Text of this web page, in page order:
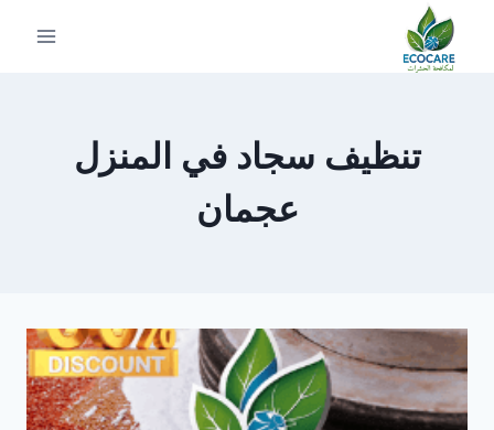
التجاوز
تنظيف سجاد في المنزل
عجمان